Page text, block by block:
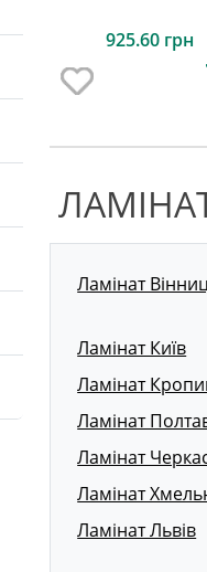
925.60 грн
Ламінат
Ламінат Київ
Ламінат
Ламінат
Ламінат
Ламінат
Ламінат Львів